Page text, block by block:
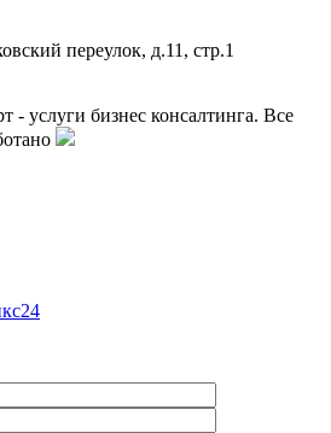
переулок, д.11, стр.1
- услуги бизнес консалтинга. Все